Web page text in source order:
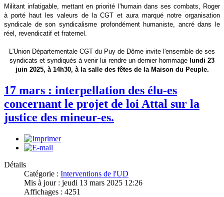
Militant infatigable, mettant en priorité l'humain dans ses combats, Roger
à porté haut les valeurs de la CGT et aura marqué notre organisation
syndicale de son syndicalisme profondément humaniste, ancré dans le
réel, revendicatif et fraternel.
L'Union Départementale CGT du Puy de Dôme invite l'ensemble de ses
syndicats et syndiqués à venir lui rendre un dernier hommage lundi 23
juin 2025, à 14h30, à la salle des fêtes de la Maison du Peuple.
17 mars : interpellation des élu-es
concernant le projet de loi Attal sur la
justice des mineur-es.
Détails
Catégorie : Interventions de l'UD
Mis à jour : jeudi 13 mars 2025 12:26
Affichages : 4251